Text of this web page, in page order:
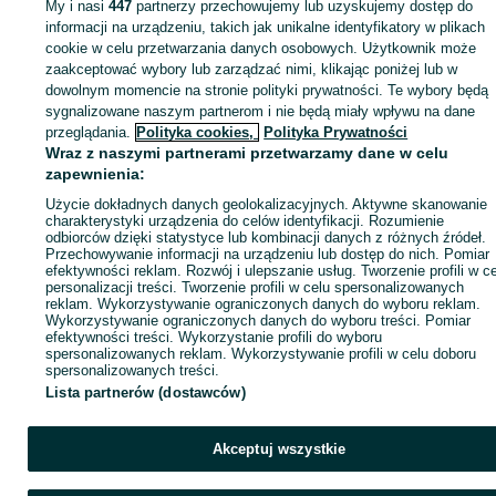
KATEGORIA
ID:980188491 Wyświetlenia:
My i nasi447 partnerzy przechowujemy lub uzyskujemy dostęp do
informacji na urządzeniu, takich jak unikalne identyfikatory w plikach
cookie w celu przetwarzania danych osobowych. Użytkownik może
zaakceptować wybory lub zarządzać nimi, klikając poniżej lub w
dowolnym momencie na stronie polityki prywatności. Te wybory będą
sygnalizowane naszym partnerom i nie będą miały wpływu na dane
przeglądania. Polityka cookies, Polityka Prywatności
Wraz z naszymi partnerami przetwarzamy dane w celu
zapewnienia:
Użycie dokładnych danych geolokalizacyjnych. Aktywne skanowanie
charakterystyki urządzenia do celów identyfikacji. Rozumienie
odbiorców dzięki statystyce lub kombinacji danych z różnych źródeł.
Przechowywanie informacji na urządzeniu lub dostęp do nich. Pomiar
efektywności reklam. Rozwój i ulepszanie usług. Tworzenie profili w
personalizacji treści. Tworzenie profili w celu spersonalizowanych
reklam. Wykorzystywanie ograniczonych danych do wyboru reklam.
Wykorzystywanie ograniczonych danych do wyboru treści. Pomiar
efektywności treści. Wykorzystanie profili do wyboru
spersonalizowanych reklam. Wykorzystywanie profili w celu doboru
spersonalizowanych treści.
Lista partnerów (dostawców)
Akceptuj wszystkie